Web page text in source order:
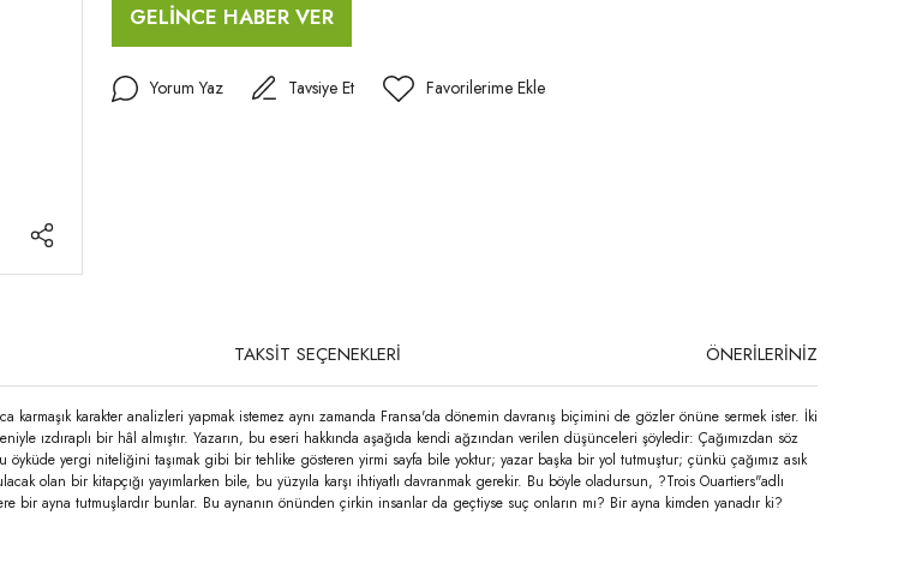
GELİNCE HABER VER
Yorum Yaz Tavsiye Et
TAKSİT SEÇENEKLERİ ÖNERİLERİNİZ
karmaşık karakter analizleri yapmak istemez aynı zamanda Fransa'da dönemin davranış biçimini de gözler önüne sermek ister. İki
ızdıraplı bir hâl almıştır. Yazarın, bu eseri hakkında aşağıda kendi ağzından verilen düşünceleri şöyledir: Çağımızdan söz
yergi niteliğini taşımak gibi bir tehlike gösteren yirmi sayfa bile yoktur; yazar başka bir yol tutmuştur; çünkü çağımız asık
olan bir kitapçığı yayımlarken bile, bu yüzyıla karşı ihtiyatlı davranmak gerekir. Bu böyle oladursun, ?Trois Ouartiers"adlı
ayna tutmuşlardır bunlar. Bu aynanın önünden çirkin insanlar da geçtiyse suç onların mı? Bir ayna kimden yanadır ki?